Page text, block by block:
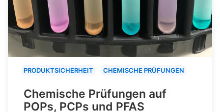
PRODUKTSICHERHEIT CHEMISCHE PRÜFUNGEN
Chemische Prüfungen auf
POPs, PCPs und PFAS